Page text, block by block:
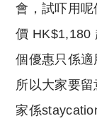
會，試吓用
價 HK$1,180
個優惠只係適
所以大家要
家係